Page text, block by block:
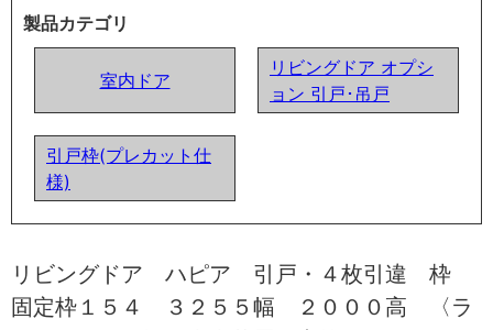
製品カテゴリ
室内ドア
リビングドア オプシ
ョン 引戸･吊戸
引戸枠(プレカット仕
様)
リビングドア ハピア 引戸・４枚引違 枠
固定枠１５４ ３２５５幅 ２０００高 〈ラ